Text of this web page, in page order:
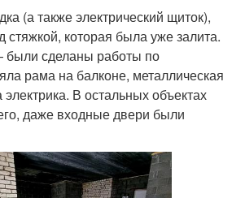
(а также электрический щиток),
которая была уже залита.
были сделаны работы по
рама на балконе, металлическая
В остальных объектах
даже входные двери были